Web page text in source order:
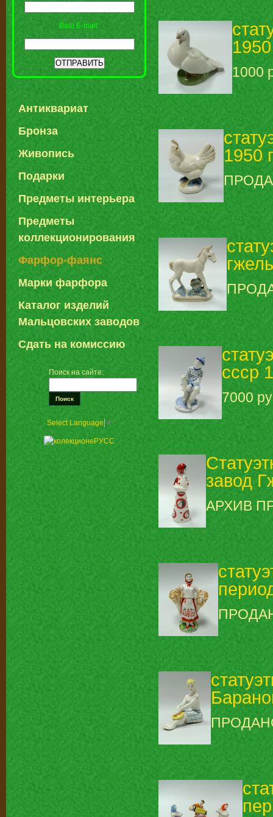
Ваш E-mail:
Антиквариат
Бронза
Живопись
Подарки
Предметы интерьера
Предметы
коллекционирования
Фарфор-фаянс
Марки фарфора
Каталог изделий
Мальцовских заводов
Сдать на комиссию
Поиск на сайте:
Select Language ▼
1950
1000
1950
ссср
7000
завод
АРХИВ